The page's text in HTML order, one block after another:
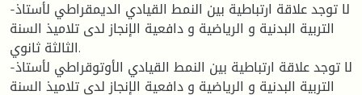
-لا توجد علاقة ارتباطية بين النمط القيادي الديمقراطي لأستاذ
التربية البدنية و الرياضية و دافعية الإنجاز لدى تلاميذ السنة
الثالثة ثانوي.
-لا توجد علاقة ارتباطية بين النمط القيادي الأوتوقراطي لأستاذ
التربية البدنية و الرياضية و دافعية الإنجاز لدى تلاميذ السنة